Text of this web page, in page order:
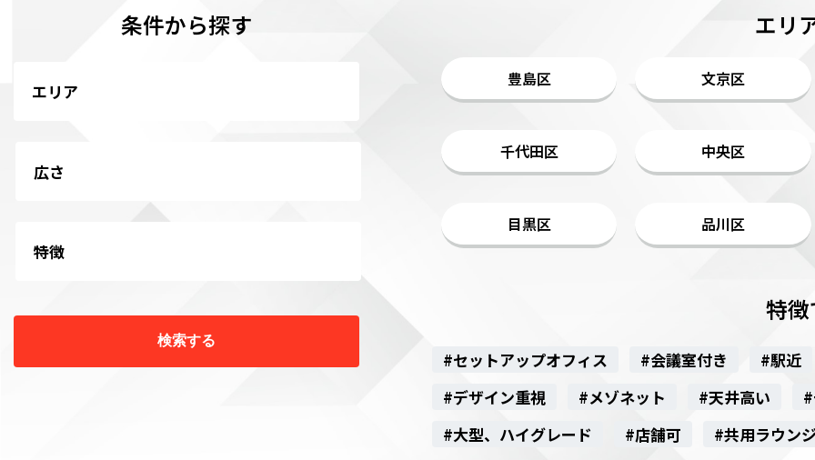
条件から探す
エリア
広さ
特徴
検索する
エリ
豊島区 文京区
千代田区 中央区
目黒区 品川区
特
#セットアップオフィス #会議室付き
#駅近
#デザイン重視
#メゾネット #天井高い
#大型、ハイグレード
#店舗可 #共用ラウン